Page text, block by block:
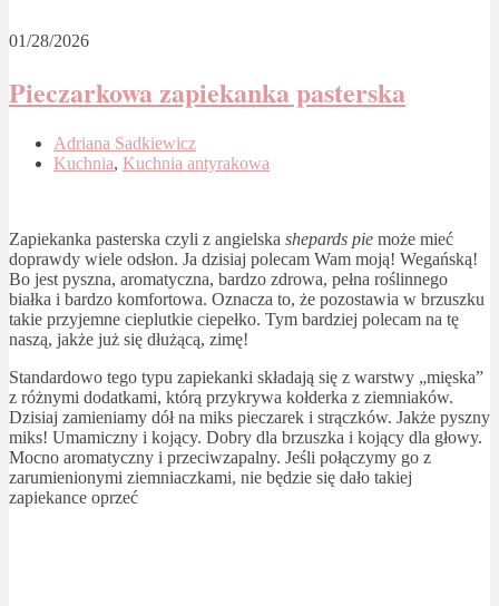
01/28/2026
Pieczarkowa zapiekanka pasterska
Adriana Sadkiewicz
Kuchnia, Kuchnia antyrakowa
Zapiekanka pasterska czyli z angielska shepards pie może mieć
doprawdy wiele odsłon. Ja dzisiaj polecam Wam moją! Wegańską!
Bo jest pyszna, aromatyczna, bardzo zdrowa, pełna roślinnego
białka i bardzo komfortowa. Oznacza to, że pozostawia w brzuszku
takie przyjemne cieplutkie ciepełko. Tym bardziej polecam na tę
naszą, jakże już się dłużącą, zimę!
Standardowo tego typu zapiekanki składają się z warstwy „mięska”
z różnymi dodatkami, którą przykrywa kołderka z ziemniaków.
Dzisiaj zamieniamy dół na miks pieczarek i strączków. Jakże pyszny
miks! Umamiczny i kojący. Dobry dla brzuszka i kojący dla głowy.
Mocno aromatyczny i przeciwzapalny. Jeśli połączymy go z
zarumienionymi ziemniaczkami, nie będzie się dało takiej
zapiekance oprzeć